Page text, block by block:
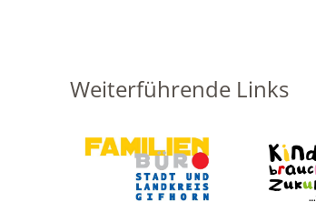
Weiterführende Links